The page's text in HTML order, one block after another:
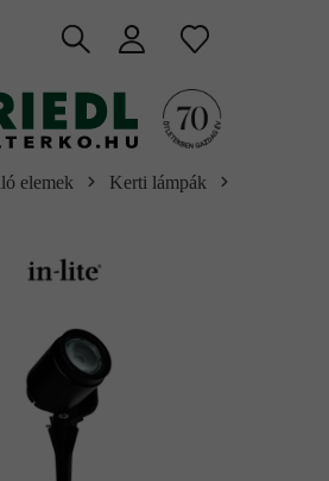
elemek
Kerti lámpák